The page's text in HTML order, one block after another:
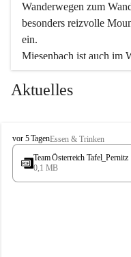
Wanderwegen zum
besonders reizvolle
ein.
Miesenbach ist auch im
Eisstockschießen gibt
wunderschöne
vielfältige Angebot
Überzeugen Sie sich
in den
Wir kennen
Tradition und
Aktuelles
M
i
s
vor 5 TagenEssen & Trinken
Team Österreich Tafel_Pernitz
0,1 MB